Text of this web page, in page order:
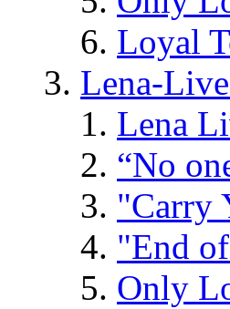
Loyal
Lena-
Lena
“No
"Carry
"End
Only